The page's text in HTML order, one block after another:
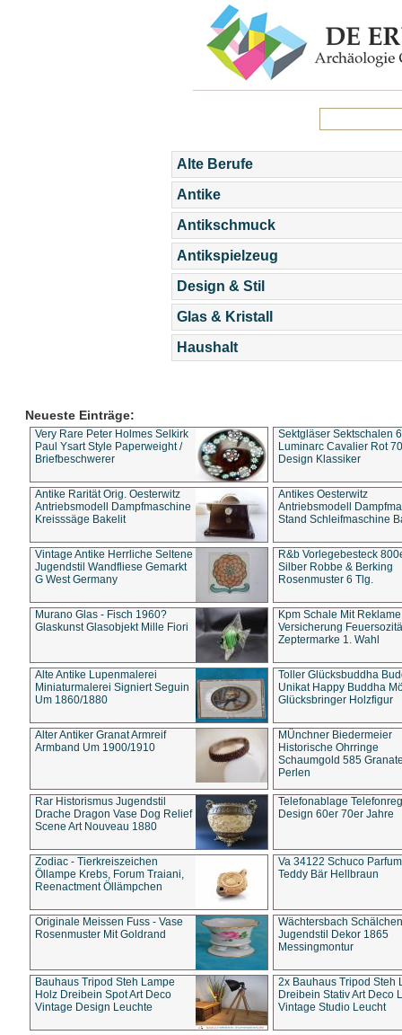
Alte Berufe
Antike
Antikschmuck
Antikspielzeug
Design & Stil
Glas & Kristall
Haushalt
Neueste Einträge:
Very Rare Peter Holmes Selkirk
Paul Ysart Style Paperweight /
Briefbeschwerer
Sektgläser Sektschalen
Luminarc Cavalier Rot
Design Klassiker
Antike Rarität Orig. Oesterwitz
Antriebsmodell Dampfmaschine
Kreisssäge Bakelit
Antikes Oesterwitz
Antriebsmodell
Stand Schleifmaschine
Vintage Antike Herrliche Seltene
Jugendstil Wandfliese Gemarkt
G West Germany
R&b Vorlegebesteck
Silber Robbe & Berking
Rosenmuster 6 Tlg.
Murano Glas - Fisch 1960?
Glaskunst Glasobjekt Mille Fiori
Kpm Schale Mit Reklame
Versicherung
Zeptermarke 1. Wahl
Alte Antike Lupenmalerei
Miniaturmalerei Signiert Seguin
Um 1860/1880
Toller Glücksbuddha
Unikat Happy Buddha
Glücksbringer Holzfigur
Alter Antiker Granat Armreif
Armband Um 1900/1910
MÜnchner Biedermeier
Historische Ohrringe
Schaumgold 585
Perlen
Rar Historismus Jugendstil
Drache Dragon Vase Dog Relief
Scene Art Nouveau 1880
Telefonablage
Design 60er 70er Jahre
Zodiac - Tierkreiszeichen
Öllampe Krebs, Forum Traiani,
Reenactment Öllämpchen
Va 34122 Schuco
Teddy Bär Hellbraun
Originale Meissen Fuss - Vase
Rosenmuster Mit Goldrand
Wächtersbach Schälchen
Jugendstil Dekor 1865
Messingmontur
Bauhaus Tripod Steh Lampe
Holz Dreibein Spot Art Deco
Vintage Design Leuchte
2x Bauhaus Tripod Steh
Dreibein Stativ Art Deco
Vintage Studio Leucht